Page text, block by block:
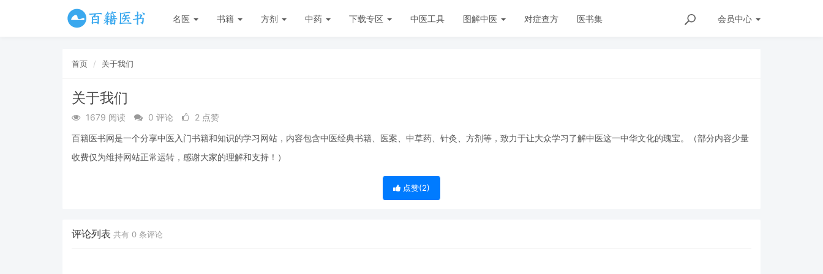
会员中心
名医 书籍 方剂 中药 下载专区 中医工具 图解中医 对症查方 医书集
首页 关于我们
关于我们
1679 阅读 0 评论 2 点赞
百籍医书网是一个分享中医入门书籍和知识的学习网站，内容包含中医经典书籍、医案、中草药、针灸、方剂等，致力于让大众学习了解中医这一中华文化的瑰宝。（部分内容少量
收费仅为维持网站正常运转，感谢大家的理解和支持！）
点赞(2)
评论列表 共有 0 条评论